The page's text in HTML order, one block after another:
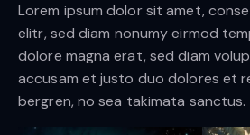
Lorem ipsum dolor sit amet,
elitr, sed diam nonumy eirmod
dolore magna erat, sed diam
accusam et justo duo dolores et
bergren, no sea takimata sanctus.